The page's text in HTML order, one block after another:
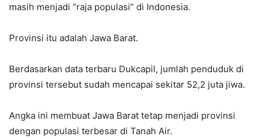
masih menjadi “raja populasi” di Indonesia.
Provinsi itu adalah Jawa Barat.
Berdasarkan data terbaru Dukcapil, jumlah penduduk di
provinsi tersebut sudah mencapai sekitar 52,2 juta jiwa.
Angka ini membuat Jawa Barat tetap menjadi provinsi
dengan populasi terbesar di Tanah Air.